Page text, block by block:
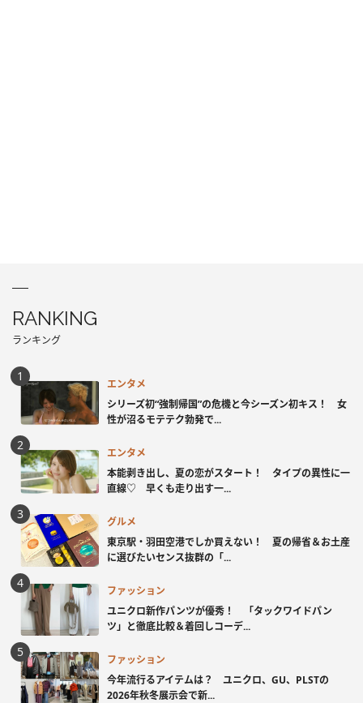
RANKING
ランキング
エンタメ
シリーズ初“強制帰国”の危機と今シーズン初キス！ 女
性が沼るモテテク勃発で...
エンタメ
本能剥き出し、夏の恋がスタート！ タイプの異性に一
直線♡ 早くも走り出す一...
グルメ
東京駅・羽田空港でしか買えない！ 夏の帰省＆お土産
に選びたいセンス抜群の「...
ファッション
ユニクロ新作パンツが優秀！ 「タックワイドパン
ツ」と徹底比較＆着回しコーデ...
ファッション
今年流行るアイテムは？ ユニクロ、GU、PLSTの
2026年秋冬展示会で新...